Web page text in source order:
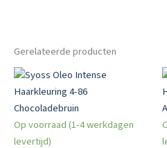
Gerelateerde producten
Op voorraad (1-4 werkdagen
levertijd)